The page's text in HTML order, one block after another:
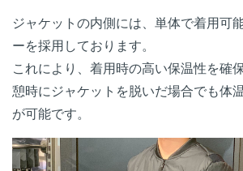
ジャケットの内側には、単体で着用可
ーを採用しております。
これにより、着用時の高い保温性を確
憩時にジャケットを脱いだ場合でも体
が可能です。